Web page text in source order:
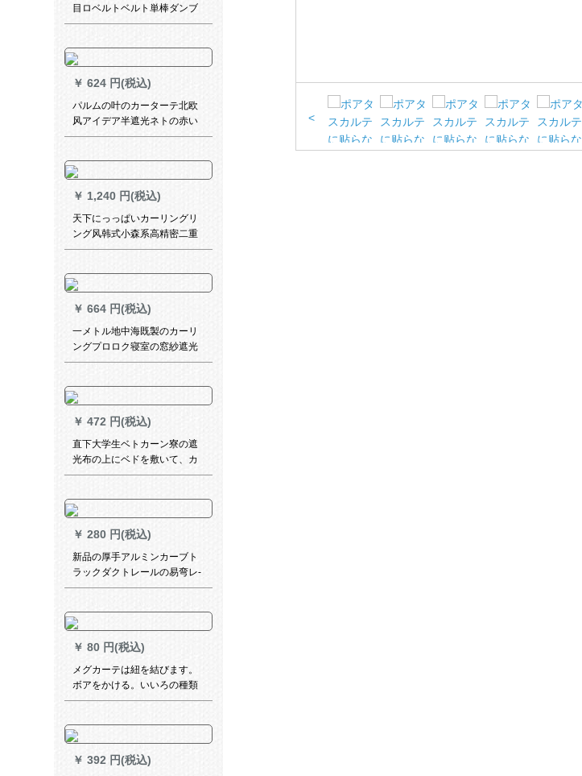
目ロベルトベルト単棒ダンブ
ロッテテテテテライン上部に
￥ 624 円(税込)
パルムの叶のカーターテ北欧
风アイデア半遮光ネトの赤い
テーテン寝室リビグ书房ベル
ブカン打孔式オーダ
￥ 1,240 円(税込)
天下にっっぱいカーリングリ
ング风韩式小森系高精密二重
层一体カーラテ无地刺繍糸カ
リーズシリーズシリーズシリ
ーズシリーズシリーズシリー
ズ既製カーンンシステムシス
テムシステムカーン遮光カー
ン【绿の二重】牛乳糸一体
￥ 664 円(税込)
一メトル地中海既製のカーリ
ングプロロク寝室の窓紗遮光
布耳語海岸3号の色布カーター
￥ 472 円(税込)
直下大学生ベトカーン寮の遮
光布の上にベドを敷いて、カ
ーターテの下の段のレン城壁
長い2 Mの二錠のレンの高さ
1.2メトトはルトンを指す。
￥ 280 円(税込)
新品の厚手アルミンカーブト
ラックダクトレールの易弯レ-
ルレールレールモノレールの
ールレールレールの滑車カー
ルテールモノポールローマポ
ールのダブルロッドに象牙の
白モノレール+トップロードを
取り付けます。
￥ 80 円(税込)
メグカーテは紐を結びます。
ボアをかける。いいろの種類
があります。
￥ 392 円(税込)
<